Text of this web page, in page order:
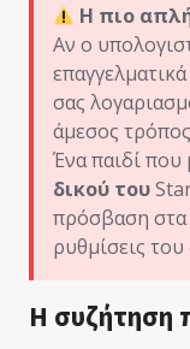
Η πιο
Αν ο
σας
άμεσος
Ένα παιδί που
δικού του
πρόσβαση στα
ρυθμίσεις
Η συζήτηση